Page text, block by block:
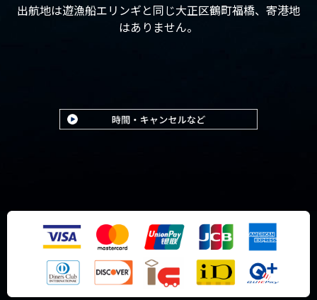
出航地は遊漁船エリンギと同じ大正区鶴町福橋、寄港地
はありません。